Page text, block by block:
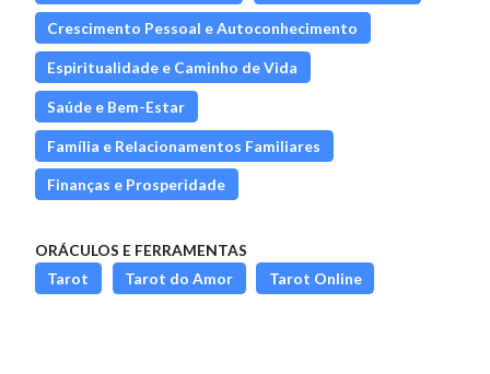
Crescimento Pessoal e Autoconhecimento
Espiritualidade e Caminho de Vida
Saúde e Bem-Estar
Família e Relacionamentos Familiares
Finanças e Prosperidade
ORÁCULOS E FERRAMENTAS
Tarot
Tarot do Amor Tarot Online